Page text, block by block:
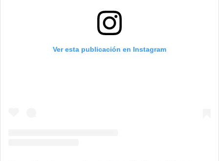
Ver esta publicación en Instagram